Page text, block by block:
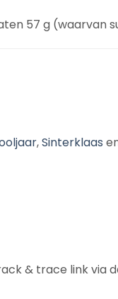
57 g (waarvan
,Sinterklaas
& trace link via